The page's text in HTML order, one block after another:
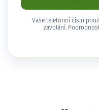
Vaše telefonní číslo
zavolání.